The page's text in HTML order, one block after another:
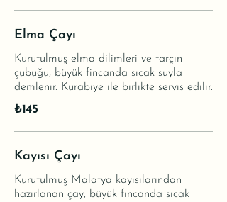
Elma Çayı
Kurutulmuş elma dilimleri ve tarçın
çubuğu, büyük fincanda sıcak suyla
demlenir. Kurabiye ile birlikte servis edilir.
₺145
Kayısı Çayı
Kurutulmuş Malatya kayısılarından
hazırlanan çay, büyük fincanda sıcak